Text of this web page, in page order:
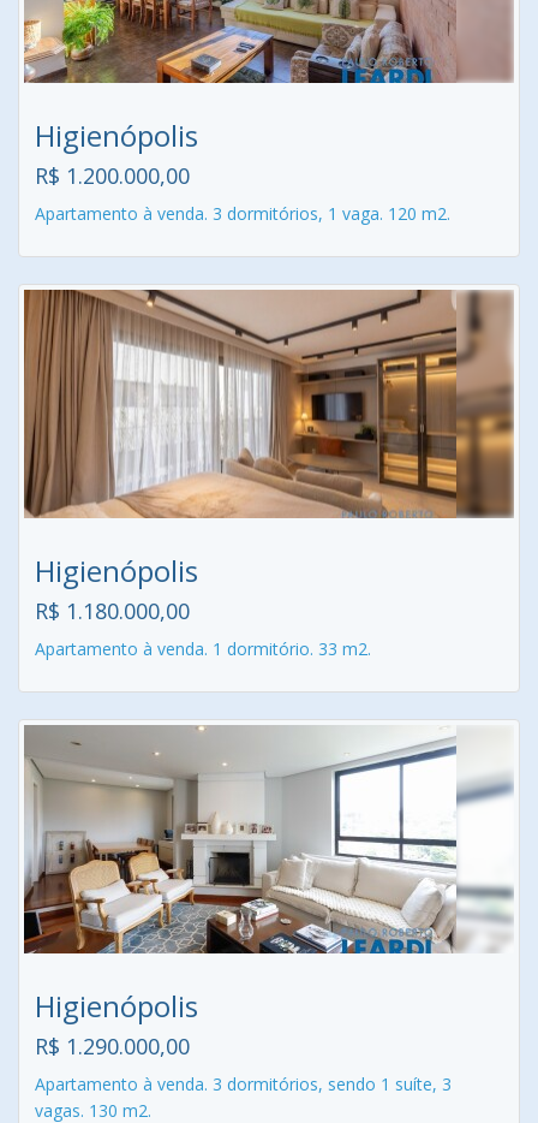
Higienópolis
R$ 1.200.000,00
Apartamento à venda. 3 dormitórios, 1 vaga. 120 m2.
Higienópolis
R$ 1.180.000,00
Apartamento à venda. 1 dormitório. 33 m2.
Higienópolis
R$ 1.290.000,00
Apartamento à venda. 3 dormitórios, sendo 1 suíte, 3
vagas. 130 m2.